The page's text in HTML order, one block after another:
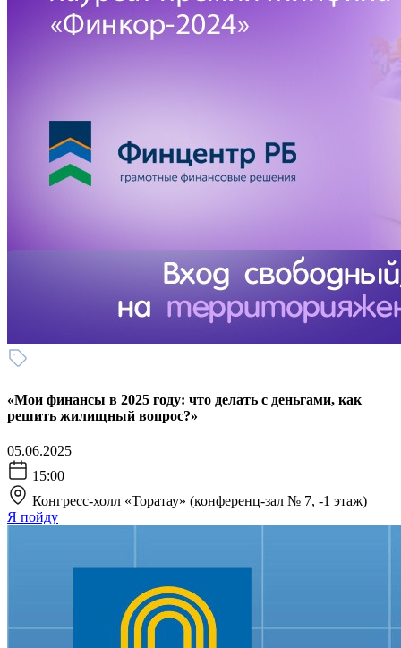
«Мои финансы в 2025 году: что делать с деньгами, как
решить жилищный вопрос?»
05.06.2025
15:00
Конгресс-холл «Торатау» (конференц-зал № 7, -1 этаж)
Я пойду